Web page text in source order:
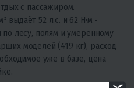
с пассажиром.
выдаёт 52 л.с. и 62 Н·м -
лесу, полям и умеренному
моделей (419 кг), расход
уже в базе, цена